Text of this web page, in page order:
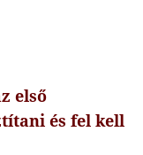
első
és fel kell